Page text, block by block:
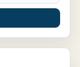
i Munkedal, Tanum